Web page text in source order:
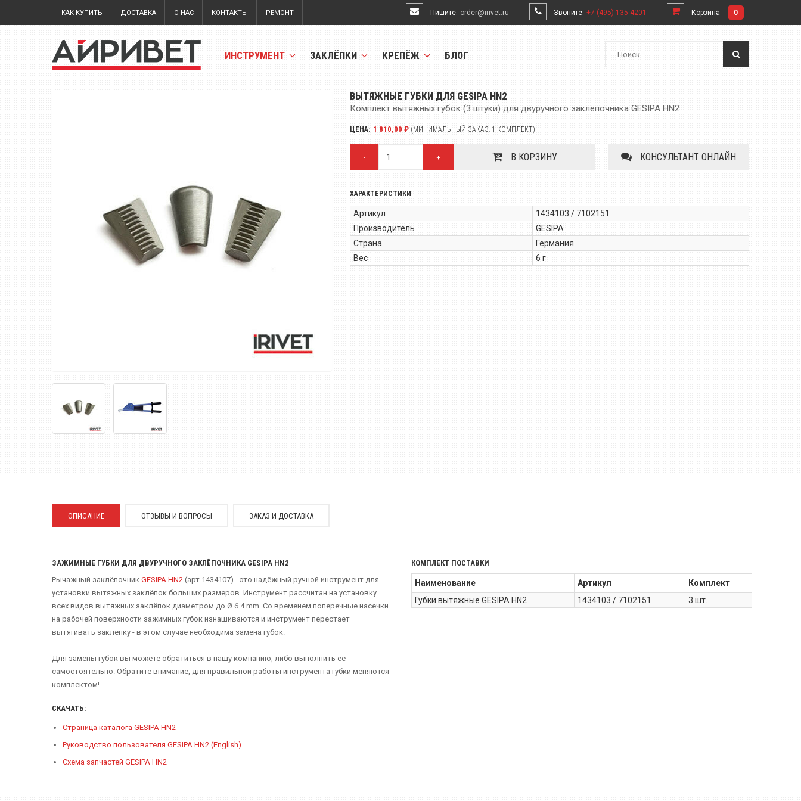
КАК КУПИТЬ ДОСТАВКА О НАС КОНТАКТЫ РЕМОНТ Пишите: order@irivet.ru Звоните: +7 (495) 135 4201 Корзина 0
ИНСТРУМЕНТ ЗАКЛЁПКИ КРЕПЁЖ БЛОГ
ВЫТЯЖНЫЕ ГУБКИ ДЛЯ GESIPA HN2
Комплект вытяжных губок (3 штуки) для двуручного заклёпочника GESIPA HN2
ЦЕНА: 1 810,00 ₽ (МИНИМАЛЬНЫЙ ЗАКАЗ: 1 КОМПЛЕКТ)
- + В КОРЗИНУ КОНСУЛЬТАНТ ОНЛАЙН
ХАРАКТЕРИСТИКИ
Артикул
1434103 / 7102151
Производитель
GESIPA
Страна
Германия
Вес
6 г
ОПИСАНИЕ ОТЗЫВЫ И ВОПРОСЫ ЗАКАЗ И ДОСТАВКА
ЗАЖИМНЫЕ ГУБКИ ДЛЯ ДВУРУЧНОГО ЗАКЛЁПОЧНИКА GESIPA HN2
Рычажный заклёпочник GESIPA HN2 (арт 1434107) - это надёжный ручной инструмент для
установки вытяжных заклёпок больших размеров. Инструмент рассчитан на установку
всех видов вытяжных заклёпок диаметром до Ø 6.4 mm. Со временем поперечные насечки
на рабочей поверхности зажимных губок изнашиваются и инструмент перестает
вытягивать заклепку - в этом случае необходима замена губок.
Для замены губок вы можете обратиться в нашу компанию, либо выполнить её
самостоятельно. Обратите внимание, для правильной работы инструмента губки меняются
комплектом!
СКАЧАТЬ:
Страница каталога GESIPA HN2
Руководство пользователя GESIPA HN2 (English)
Схема запчастей GESIPA HN2
КОМПЛЕКТ ПОСТАВКИ
Наименование Артикул
Комплект
Губки вытяжные GESIPA HN2
1434103 / 7102151 3 шт.